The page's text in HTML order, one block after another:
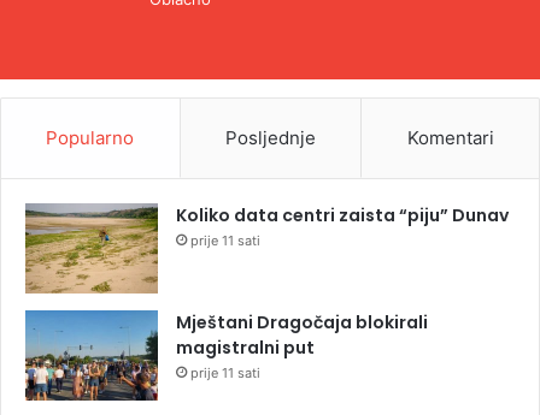
Popularno Posljednje Komentari
Koliko data centri zaista “piju” Dunav
prije 11 sati
Mještani Dragočaja blokirali
magistralni put
prije 11 sati